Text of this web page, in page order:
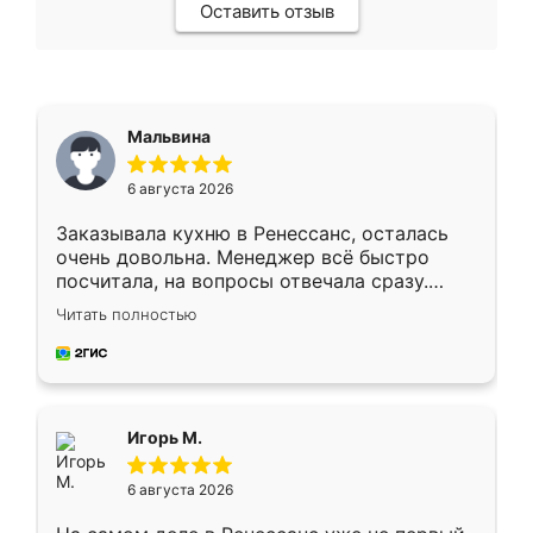
Оставить отзыв
Мальвина
6 августа 2026
Заказывала кухню в Ренессанс, осталась
очень довольна. Менеджер всё быстро
посчитала, на вопросы отвечала сразу.
Замерщик приехал в субботу, подошёл к
делу со всей ответственностью. Собрали
за день, ребята работали аккуратно, даже
Читать полностью
Игорь М.
6 августа 2026